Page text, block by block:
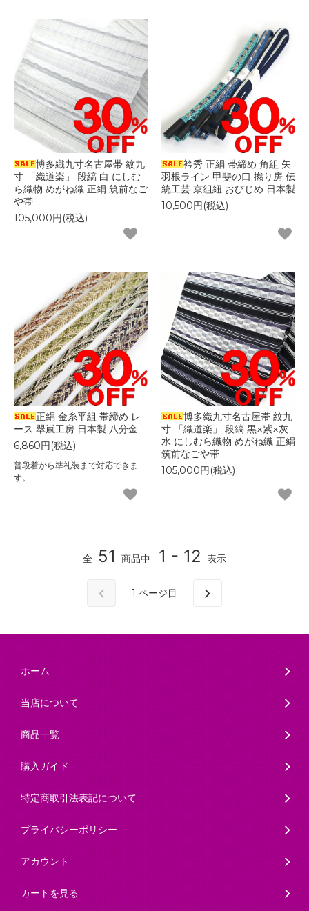
博多織九寸名古屋帯 紋九
寸 「織道楽」 段縞 白 にしむ
ら織物 めがね織 正絹 筑前なご
や帯
105,000円(税込)
衿秀 正絹 帯締め 角組 矢
羽根ライン 甲斐の口 撚り房 伝
統工芸 京組紐 おびじめ 日本製
10,500円(税込)
正絹 金糸平組 帯締め レ
ース 翠嵐工房 日本製 八分金
6,860円(税込)
普段着から準礼装まで対応できま
す。
博多織九寸名古屋帯 紋九
寸 「織道楽」 段縞 黒×紫×灰
水 にしむら織物 めがね織 正絹
筑前なごや帯
105,000円(税込)
全 51 商品中 1 - 12 表示
1 ページ目
ホーム
当店について
商品一覧
購入ガイド
特定商取引法表記について
プライバシーポリシー
アカウント
カートを見る